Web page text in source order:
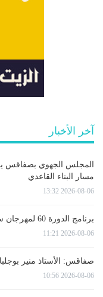
آخر الأخبار
المجلس الجهوي بصفاقس
مسار البناء القاعدي
2026-08-06 13:32
برنامج الدورة 60 لمهرجان سيدي منصور
2026-08-06 11:21
صفاقس: الأستاذ منير
2026-08-06 10:56